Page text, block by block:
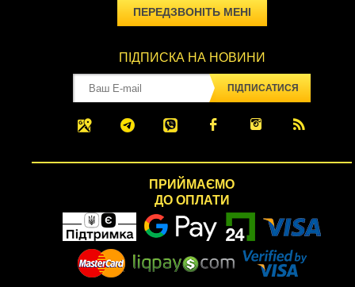
ПЕРЕДЗВОНІТЬ МЕНІ
ПІДПИСКА НА НОВИНИ
ПІДПИСАТИСЯ
ПРИЙМАЄМО
ДО ОПЛАТИ